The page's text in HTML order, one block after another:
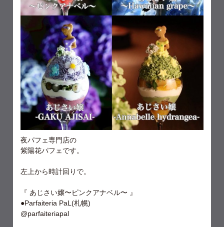
夜パフェ専門店の
紫陽花パフェです。
左上から時計回りで。
『 あじさい嬢〜ピンクアナベル〜 』
●Parfaiteria PaL(札幌)
@parfaiteriapal